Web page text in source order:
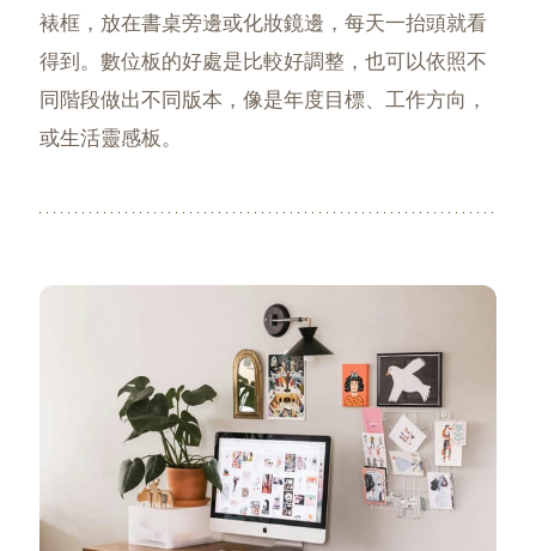
裱框，放在書桌旁邊或化妝鏡邊，每天一抬頭就看
得到。數位板的好處是比較好調整，也可以依照不
同階段做出不同版本，像是年度目標、工作方向，
或生活靈感板。